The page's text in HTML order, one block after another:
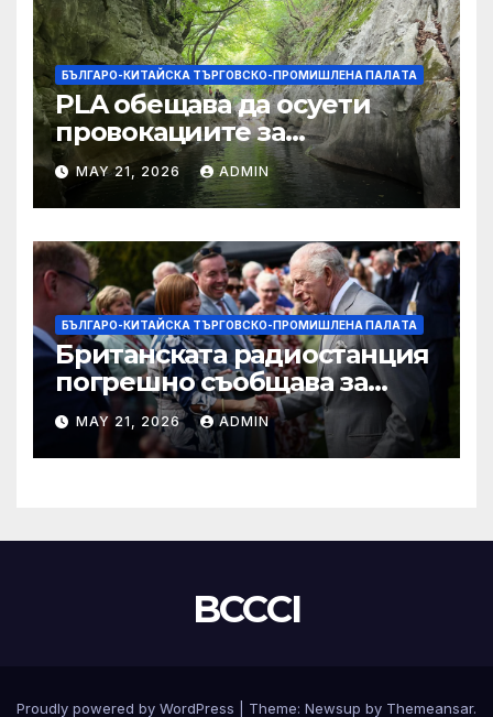
БЪЛГАРО-КИТАЙСКА ТЪРГОВСКО-ПРОМИШЛЕНА ПАЛAТА
PLA обещава да осуети
провокациите за
„независимост на Тайван“.
MAY 21, 2026 ADMIN
БЪЛГАРО-КИТАЙСКА ТЪРГОВСКО-ПРОМИШЛЕНА ПАЛAТА
Британската радиостанция
погрешно съобщава за
смъртта на крал Чарлз
MAY 21, 2026 ADMIN
BCCCI
Proudly powered by WordPress Theme: Newsup by Themeansar.